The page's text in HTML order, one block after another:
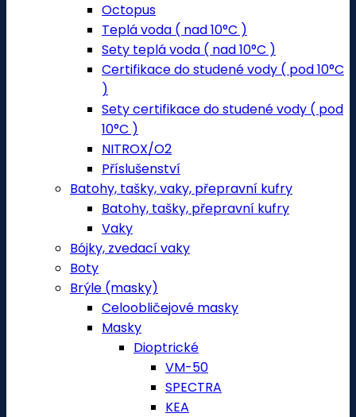
Octopus
Teplá voda ( nad 10°C )
Sety teplá voda ( nad 10°C )
Certifikace do studené vody ( pod 10°C
)
Sety certifikace do studené vody ( pod
10°C )
NITROX/O2
Příslušenství
Batohy, tašky, vaky, přepravní kufry
Batohy, tašky, přepravní kufry
Vaky
Bójky, zvedací vaky
Boty
Brýle (masky)
Celoobličejové masky
Masky
Dioptrické
VM-50
SPECTRA
KEA